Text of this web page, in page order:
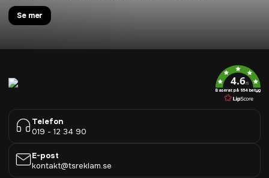
Se mer
4.6/5
Baserat på 954 betyg
Telefon
019 - 12 34 90
E-post
kontakt@tsreklam.se